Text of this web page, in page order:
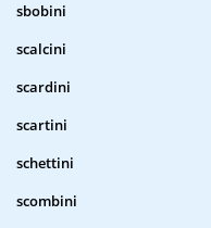
sbobini
scalcini
scardini
scartini
schettini
scombini